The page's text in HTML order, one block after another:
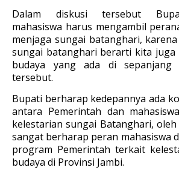
Dalam diskusi tersebut
mahasiswa harus mengambil
menjaga sungai batanghari,
sungai batanghari berarti kita juga
budaya yang ada di sepanjang
tersebut.
Bupati berharap kedepannya ada
antara Pemerintah dan
kelestarian sungai Batanghari,
sangat berharap peran mahasiswa
program Pemerintah terkait
budaya di Provinsi Jambi.